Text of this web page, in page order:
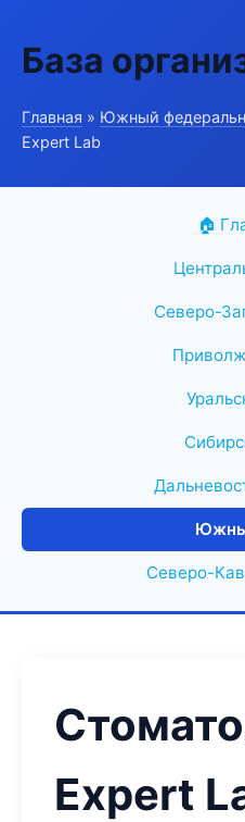
База
Главная » Южный
Expert Lab
🏠
Северо-
Северо-
Expert